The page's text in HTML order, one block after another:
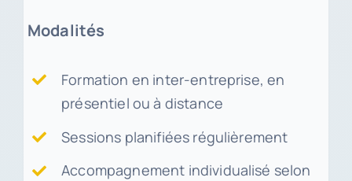
Modalités
Formation en inter-entreprise, en
présentiel ou à distance
Sessions planifiées régulièrement
Accompagnement individualisé selon